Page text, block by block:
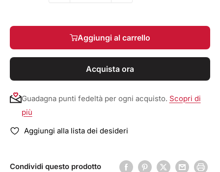
Aggiungi al carrello
Acquista ora
Guadagna punti fedeltà per ogni acquisto. Scopri di
più
Aggiungi alla lista dei desideri
Condividi questo prodotto